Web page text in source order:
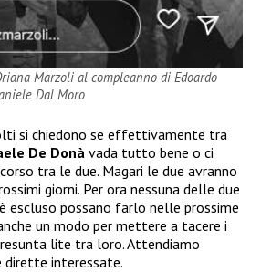
Marzoli al compleanno di Edoardo
Dal Moro
si chiedono se effettivamente tra
De Donà vada tutto bene o ci
tra le due. Magari le due avranno
giorni. Per ora nessuna delle due
escluso possano farlo nelle prossime
un modo per mettere a tacere i
lite tra loro. Attendiamo
interessate.